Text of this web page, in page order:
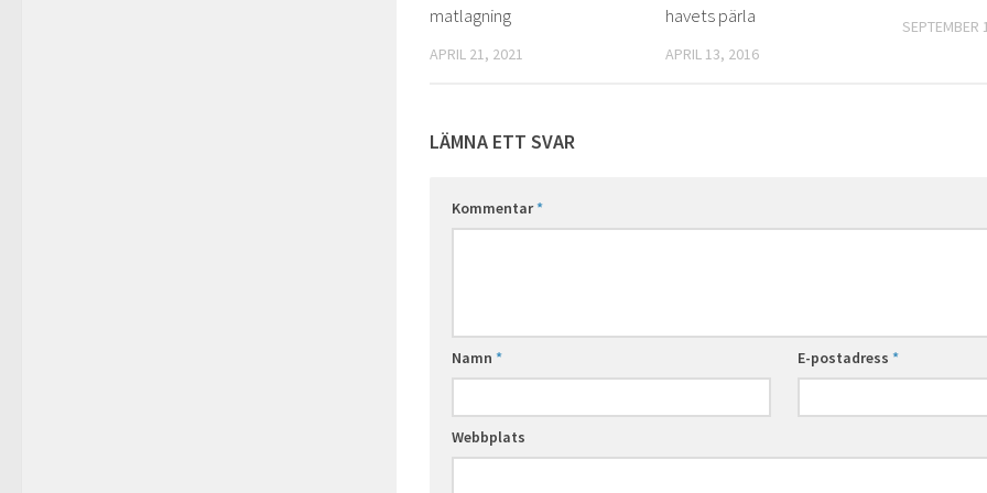
matlagning
APRIL 21, 2021
havets pärla
APRIL 13, 2016
SEPTEMBER
LÄMNA ETT SVAR
Kommentar*
Namn * E-postadress*
Webbplats